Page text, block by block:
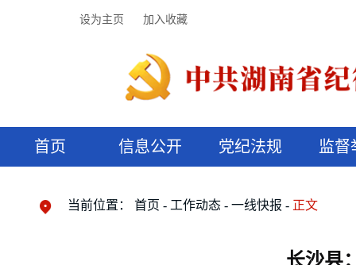
设为主页 加入收藏
首页 信息公开 党纪法规 监督
当前位置： 首页 工作动态 一线快报 正文
长沙县